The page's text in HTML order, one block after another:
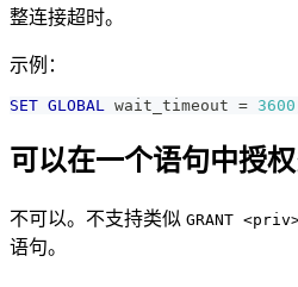
整连接超时。
示例：
SET GLOBAL wait_timeout = 3600
可以在一个语句中授权
不可以。不支持类似 GRANT
语句。